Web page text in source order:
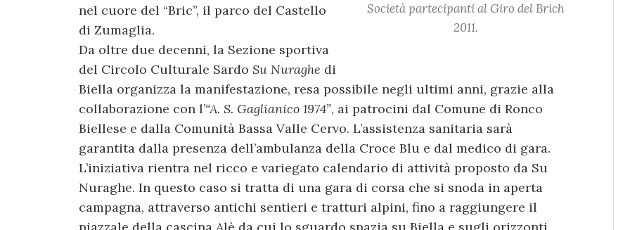
Società partecipanti al Giro del Brich
2011.
nel cuore del “Bric”, il parco del Castello
di Zumaglia.
Da oltre due decenni, la Sezione sportiva
del Circolo Culturale Sardo Su Nuraghe di
Biella organizza la manifestazione, resa possibile negli ultimi anni, grazie alla
collaborazione con l’“A. S. Gaglianico 1974”, ai patrocini dal Comune di Ronco
Biellese e dalla Comunità Bassa Valle Cervo. L’assistenza sanitaria sarà
garantita dalla presenza dell’ambulanza della Croce Blu e dal medico di gara.
L’iniziativa rientra nel ricco e variegato calendario di attività proposto da Su
Nuraghe. In questo caso si tratta di una gara di corsa che si snoda in aperta
campagna, attraverso antichi sentieri e tratturi alpini, fino a raggiungere il
piazzale della cascina Alè da cui lo sguardo spazia su Biella e sugli orizzonti